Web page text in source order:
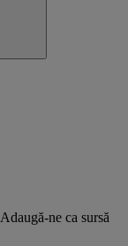
Adaugă-ne ca sursă